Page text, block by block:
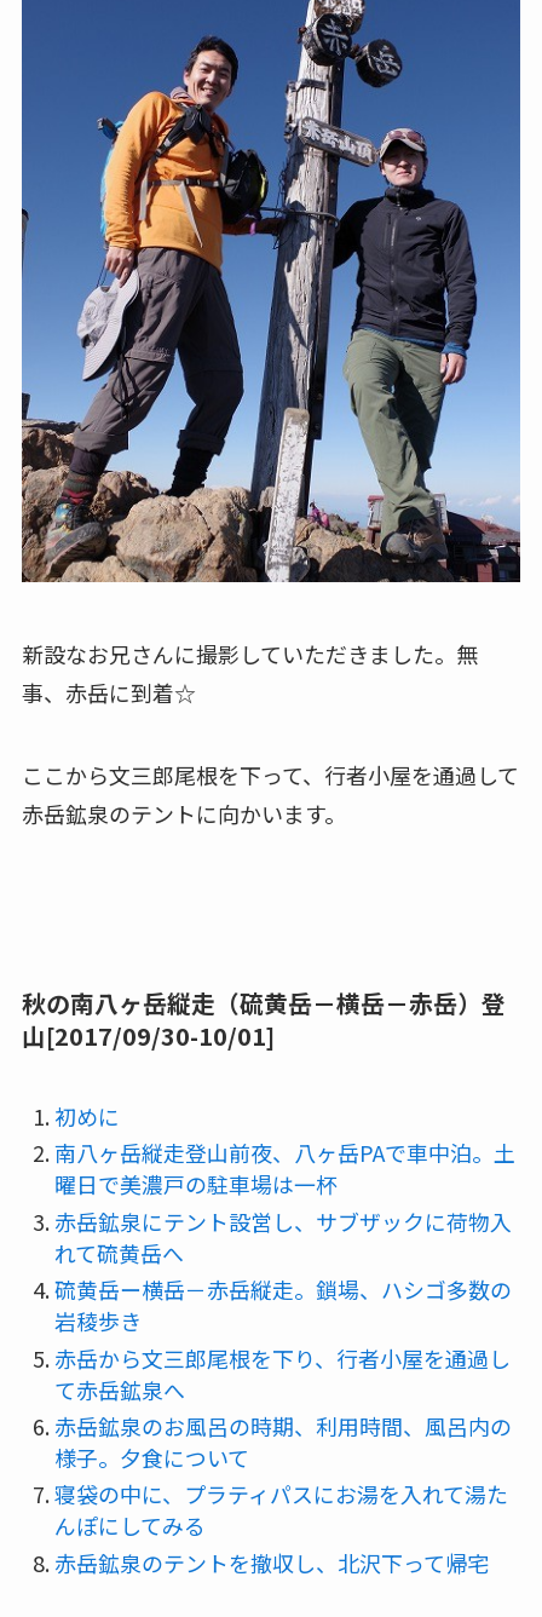
新設なお兄さんに撮影していただきました。無
事、赤岳に到着☆
ここから文三郎尾根を下って、行者小屋を通過して
赤岳鉱泉のテントに向かいます。
秋の南八ヶ岳縦走（硫黄岳－横岳－赤岳）登
山[2017/09/30-10/01]
初めに
南八ヶ岳縦走登山前夜、八ヶ岳PAで車中泊。土
曜日で美濃戸の駐車場は一杯
赤岳鉱泉にテント設営し、サブザックに荷物入
れて硫黄岳へ
硫黄岳ー横岳－赤岳縦走。鎖場、ハシゴ多数の
岩稜歩き
赤岳から文三郎尾根を下り、行者小屋を通過し
て赤岳鉱泉へ
赤岳鉱泉のお風呂の時期、利用時間、風呂内の
様子。夕食について
寝袋の中に、プラティパスにお湯を入れて湯た
んぽにしてみる
赤岳鉱泉のテントを撤収し、北沢下って帰宅